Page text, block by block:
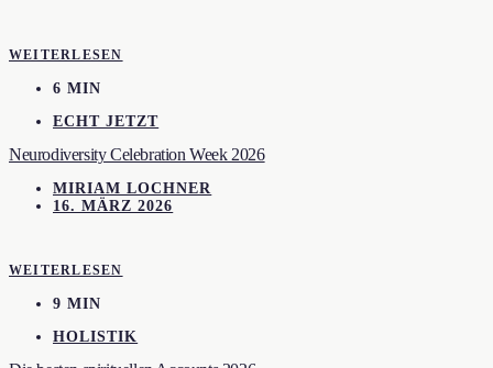
WEITERLESEN
6 MIN
ECHT JETZT
Neurodiversity Celebration Week 2026
MIRIAM LOCHNER
16. MÄRZ 2026
WEITERLESEN
9 MIN
HOLISTIK